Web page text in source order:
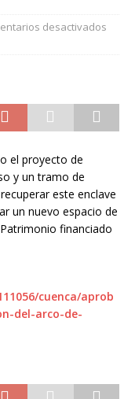
desactivados
el proyecto de
y un tramo de
este enclave
un nuevo espacio de
financiado
cuenca/aprob
del-arco-de-